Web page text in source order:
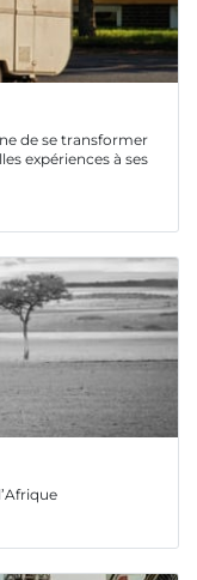
de se transformer
expériences à ses